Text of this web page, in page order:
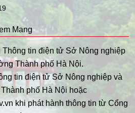
Thông tin điện tử Sở Nông nghiệp
Thành phố Hà Nội.
tin điện tử Sở Nông nghiệp và
phố Hà Nội hoặc
khi phát hành thông tin từ Cổng